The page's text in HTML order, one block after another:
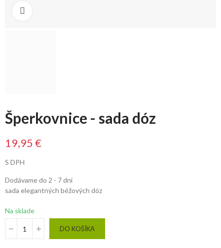
Šperkovnice - sada dóz
19,95 €
S DPH
Dodávame do 2 - 7 dní
sada elegantných béžových dóz
Na sklade
DO KOŠÍKA